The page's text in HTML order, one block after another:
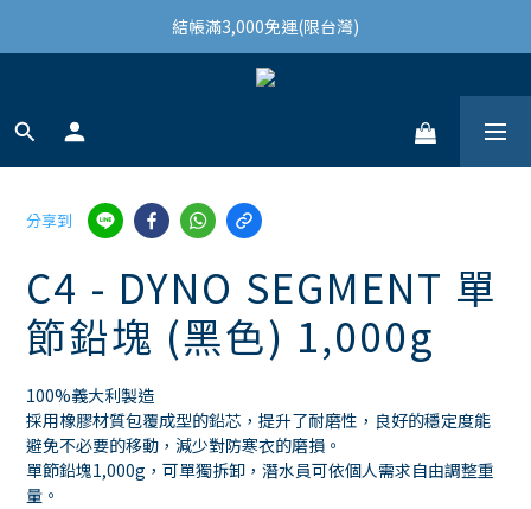
結帳滿3,000免運(限台灣)
結帳滿3,000免運(限台灣)
註冊會員領100購物金
分享到
C4 - DYNO SEGMENT 單
節鉛塊 (黑色) 1,000g
100%義大利製造
採用橡膠材質包覆成型的鉛芯，提升了耐磨性，良好的穩定度能
避免不必要的移動，減少對防寒衣的磨損。
單節鉛塊1,000g，可單獨拆卸，潛水員可依個人需求自由調整重
量。